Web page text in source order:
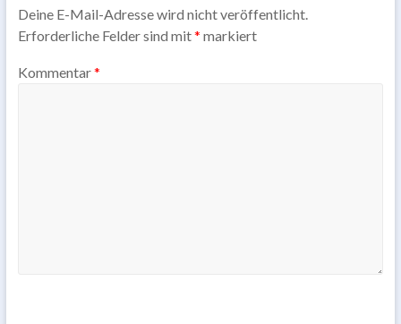
Deine E-Mail-Adresse wird nicht veröffentlicht.
Erforderliche Felder sind mit* markiert
Kommentar*